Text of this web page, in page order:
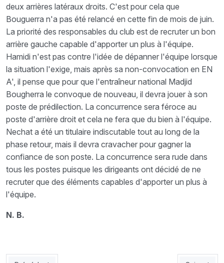
deux arrières latéraux droits. C'est pour cela que
Bouguerra n'a pas été relancé en cette fin de mois de juin.
La priorité des responsables du club est de recruter un bon
arrière gauche capable d'apporter un plus à l'équipe.
Hamidi n'est pas contre l'idée de dépanner l'équipe lorsque
la situation l'exige, mais après sa non-convocation en EN
A', il pense que pour que l'entraîneur national Madjid
Bougherra le convoque de nouveau, il devra jouer à son
poste de prédilection. La concurrence sera féroce au
poste d'arrière droit et cela ne fera que du bien à l'équipe.
Nechat a été un titulaire indiscutable tout au long de la
phase retour, mais il devra cravacher pour gagner la
confiance de son poste. La concurrence sera rude dans
tous les postes puisque les dirigeants ont décidé de ne
recruter que des éléments capables d'apporter un plus à
l'équipe.
N. B.